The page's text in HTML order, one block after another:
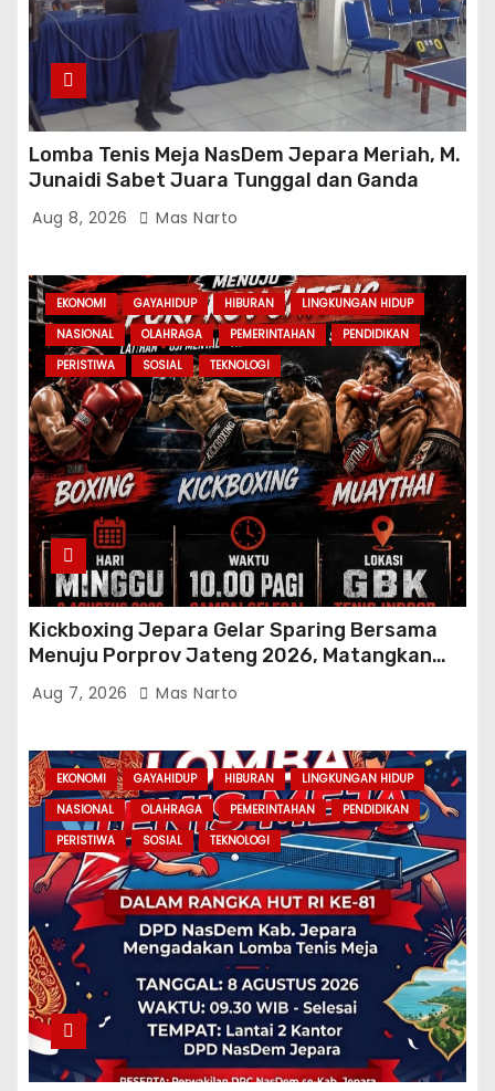
Lomba Tenis Meja NasDem Jepara Meriah, M.
Junaidi Sabet Juara Tunggal dan Ganda
Aug 8, 2026 Mas Narto
EKONOMI GAYAHIDUP HIBURAN
LINGKUNGAN HIDUP
NASIONAL
OLAHRAGA PEMERINTAHAN
PENDIDIKAN
PERISTIWA
SOSIAL TEKNOLOGI
Kickboxing Jepara Gelar Sparing Bersama
Menuju Porprov Jateng 2026, Matangkan
Fisik dan Teknik Atlet
Aug 7, 2026 Mas Narto
EKONOMI GAYAHIDUP HIBURAN
LINGKUNGAN HIDUP
NASIONAL
OLAHRAGA PEMERINTAHAN
PENDIDIKAN
PERISTIWA
SOSIAL TEKNOLOGI